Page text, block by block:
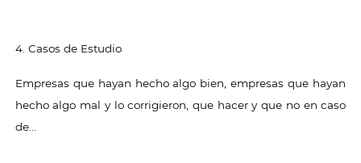
4. Casos de Estudio
Empresas que hayan hecho algo bien, empresas que hayan
hecho algo mal y lo corrigieron, que hacer y que no en caso
de...